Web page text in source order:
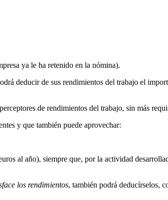
ya le ha retenido en la nómina).
deducir de sus rendimientos del trabajo el
de rendimientos del trabajo, sin más
y que también puede aprovechar:
al año), siempre que, por la actividad
los rendimientos, también podrá deducírselos,